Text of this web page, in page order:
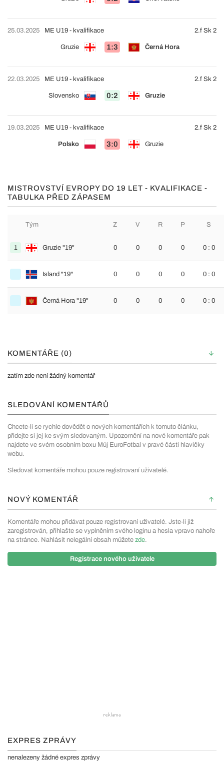
25.03.2025
Gruzie 1:3 Černá Hora
ME U19 - kvalifikace 2.f Sk 2
22.03.2025
Slovensko 0:2 Gruzie
ME U19 - kvalifikace 2.f Sk 2
19.03.2025
Polsko 3:0 Gruzie
ME U19 - kvalifikace 2.f Sk 2
MISTROVSTVÍ EVROPY DO 19 LET - KVALIFIKACE -
TABULKA PŘED ZÁPASEM
Tým Z V R P S
1 Gruzie "19" 0 0 0 0 0 : 0
Island "19" 0 0 0 0 0 : 0
Černá Hora "19" 0 0 0 0 0 : 0
KOMENTÁŘE (0)
zatím zde není žádný komentář
SLEDOVÁNÍ KOMENTÁŘŮ
Chcete-li se rychle dovědět o nových komentářích k tomuto článku,
přidejte si jej ke svým sledovaným. Upozornění na nové komentáře pak
najdete ve svém osobním boxu Můj EuroFotbal v pravé části hlavičky
webu.
Sledovat komentáře mohou pouze registrovaní uživatelé.
NOVÝ KOMENTÁŘ
Komentáře mohou přidávat pouze registrovaní uživatelé. Jste-li již
zaregistrován, přihlašte se vyplněním svého loginu a hesla vpravo nahoře
na stránce. Nahlásit nelegální obsah můžete zde.
Registrace nového uživatele
EXPRES ZPRÁVY
nenalezeny žádné expres zprávy